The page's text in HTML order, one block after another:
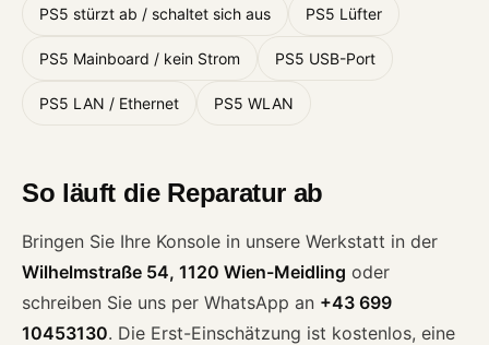
PS5 stürzt ab / schaltet sich aus PS5 Lüfter
PS5 Mainboard / kein Strom PS5 USB-Port
PS5 LAN / Ethernet PS5 WLAN
So läuft die Reparatur ab
Bringen Sie Ihre Konsole in unsere Werkstatt in der
Wilhelmstraße 54, 1120 Wien-Meidling oder
schreiben Sie uns per WhatsApp an +43 699
10453130. Die Erst-Einschätzung ist kostenlos, eine